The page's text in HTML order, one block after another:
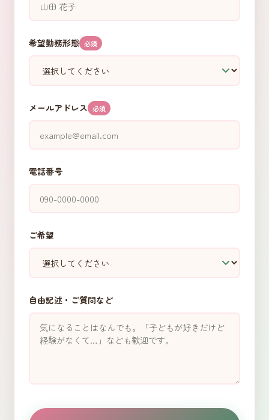
希望勤務形態 必須
メールアドレス 必須
電話番号
ご希望
自由記述・ご質問など